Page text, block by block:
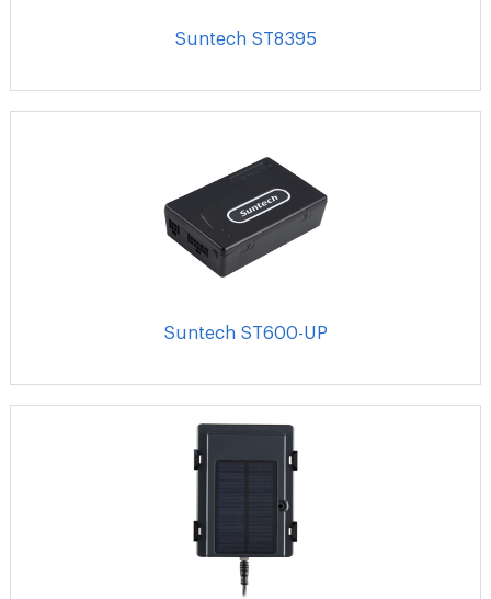
Suntech ST8395
Suntech ST600-UP